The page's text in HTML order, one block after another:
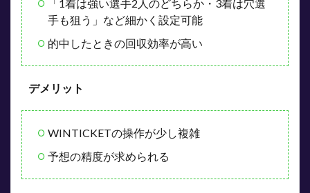
「1着は強い選手2人のどちらか・3着は穴選
手も狙う」など細かく設定可能
的中したときの回収効率が高い
デメリット
WINTICKETの操作が少し複雑
予想の精度が求められる